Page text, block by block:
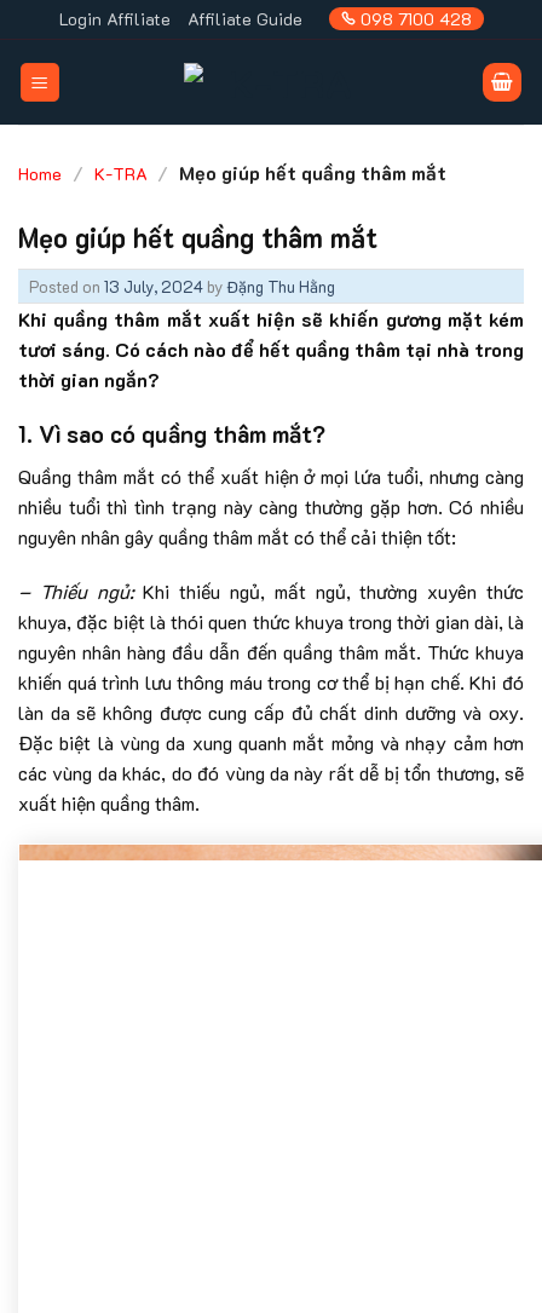
to
content
Login Affiliate Affiliate Guide 098 7100 428
Home / K-TRA / Mẹo giúp hết quầng thâm mắt
Mẹo giúp hết quầng thâm mắt
Posted on 13 July, 2024 byĐặng Thu Hằng
Khi quầng thâm mắt xuất hiện sẽ khiến gương mặt kém
tươi sáng. Có cách nào để hết quầng thâm tại nhà trong
thời gian ngắn?
1. Vì sao có quầng thâm mắt?
Quầng thâm mắt có thể xuất hiện ở mọi lứa tuổi, nhưng càng
nhiều tuổi thì tình trạng này càng thường gặp hơn. Có nhiều
nguyên nhân gây quầng thâm mắt có thể cải thiện tốt:
– Thiếu ngủ:Khi thiếu ngủ, mất ngủ, thường xuyên thức
khuya, đặc biệt là thói quen thức khuya trong thời gian dài, là
nguyên nhân hàng đầu dẫn đến quầng thâm mắt. Thức khuya
khiến quá trình lưu thông máu trong cơ thể bị hạn chế. Khi đó
làn da sẽ không được cung cấp đủ chất dinh dưỡng và oxy.
Đặc biệt là vùng da xung quanh mắt mỏng và nhạy cảm hơn
các vùng da khác, do đó vùng da này rất dễ bị tổn thương, sẽ
xuất hiện quầng thâm.